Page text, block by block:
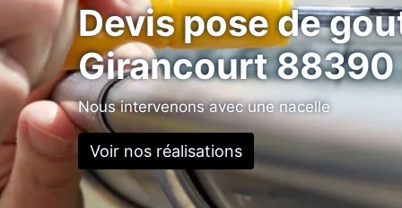
Devis pose de
Girancourt 88390
Nous intervenons avec une nacelle
Voir nos réalisations